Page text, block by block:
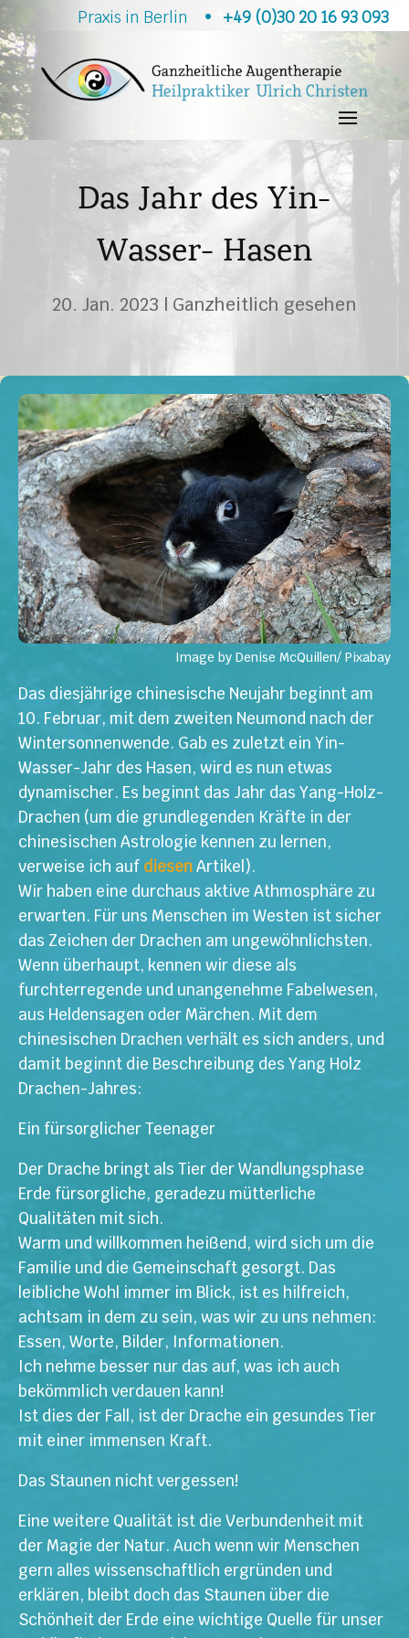
Praxis in Berlin • +49 (0)30 20 16 93 093
Das Jahr des Yin-
Wasser- Hasen
20. Jan. 2023 | Ganzheitlich gesehen
Image by Denise McQuillen/ Pixabay
Das diesjährige chinesische Neujahr beginnt am
10. Februar, mit dem zweiten Neumond nach der
Wintersonnenwende. Gab es zuletzt ein Yin-
Wasser-Jahr des Hasen, wird es nun etwas
dynamischer. Es beginnt das Jahr das Yang-Holz-
Drachen (um die grundlegenden Kräfte in der
chinesischen Astrologie kennen zu lernen,
verweise ich auf diesenArtikel).
Wir haben eine durchaus aktive Athmosphäre zu
erwarten. Für uns Menschen im Westen ist sicher
das Zeichen der Drachen am ungewöhnlichsten.
Wenn überhaupt, kennen wir diese als
furchterregende und unangenehme Fabelwesen,
aus Heldensagen oder Märchen. Mit dem
chinesischen Drachen verhält es sich anders, und
damit beginnt die Beschreibung des Yang Holz
Drachen-Jahres:
Ein fürsorglicher Teenager
Der Drache bringt als Tier der Wandlungsphase
Erde fürsorgliche, geradezu mütterliche
Qualitäten mit sich.
Warm und willkommen heißend, wird sich um die
Familie und die Gemeinschaft gesorgt. Das
leibliche Wohl immer im Blick, ist es hilfreich,
achtsam in dem zu sein, was wir zu uns nehmen:
Essen, Worte, Bilder, Informationen.
Ich nehme besser nur das auf, was ich auch
bekömmlich verdauen kann!
Ist dies der Fall, ist der Drache ein gesundes Tier
mit einer immensen Kraft.
Das Staunen nicht vergessen!
Eine weitere Qualität ist die Verbundenheit mit
der Magie der Natur. Auch wenn wir Menschen
gern alles wissenschaftlich ergründen und
erklären, bleibt doch das Staunen über die
Schönheit der Erde eine wichtige Quelle für unser